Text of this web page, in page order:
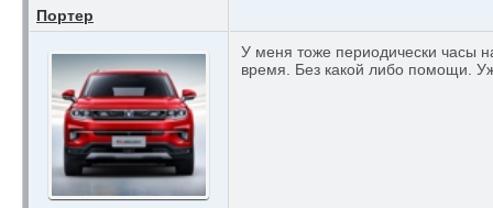
Портер
У меня тоже периодически часы
время. Без какой либо помощи.